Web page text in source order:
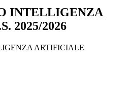
INTELLIGENZA
2025/2026
ARTIFICIALE